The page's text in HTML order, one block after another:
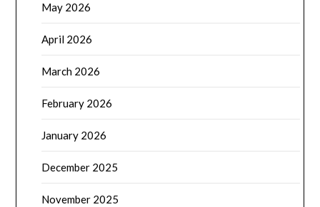
May 2026
April 2026
March 2026
February 2026
January 2026
December 2025
November 2025